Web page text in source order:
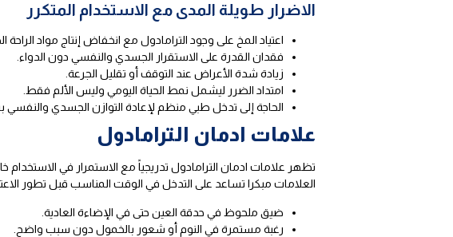
الاضرار طويلة المدى مع الاستخدام المتكرر
اعتياد المخ على وجود الترامادول مع انخفاض إنتاج مواد الراحة
فقدان القدرة على الاستقرار الجسدي والنفسي دون الدواء.
زيادة شدة الأعراض عند التوقف أو تقليل الجرعة.
امتداد الضرر ليشمل نمط الحياة اليومي وليس الألم فقط.
الحاجة إلى تدخل طبي منظم لإعادة التوازن الجسدي
علامات ادمان الترامادول
تظهر علامات ادمان الترامادول تدريجياً مع الاستمرار في
العلامات مبكرا تساعد على التدخل في الوقت المناسب قبل تطور
ضيق ملحوظ في حدقة العين حتى في الإضاءة العادية.
رغبة مستمرة في النوم أو شعور بالخمول دون سبب واضح.